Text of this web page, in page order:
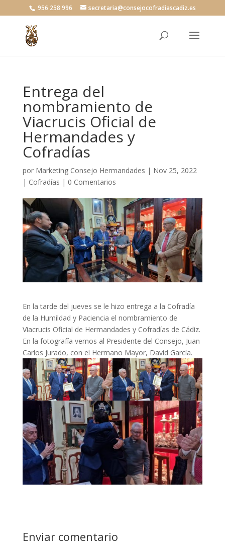
956 258 996 secretaria@consejocofradiascadiz.es
Entrega del
nombramiento de
Viacrucis Oficial de
Hermandades y
Cofradías
por Marketing Consejo Hermandades | Nov 25, 2022
| Cofradías | 0 Comentarios
En la tarde del jueves se le hizo entrega a la Cofradía
de la Humildad y Paciencia el nombramiento de
Viacrucis Oficial de Hermandades y Cofradías de Cádiz.
En la fotografía vemos al Presidente del Consejo, Juan
Carlos Jurado, con el Hermano Mayor, David García.
Enviar comentario